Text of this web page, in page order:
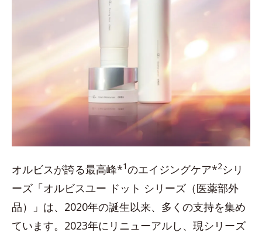
オルビスが誇る最高峰*1のエイジングケア*2シリ
ーズ「オルビスユー ドット シリーズ（医薬部外
品）」は、2020年の誕生以来、多くの支持を集め
ています。2023年にリニューアルし、現シリーズ